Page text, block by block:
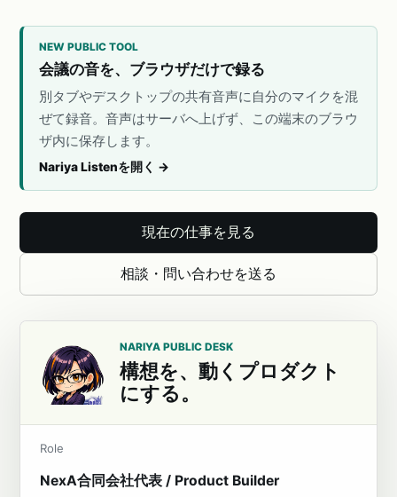
NEW PUBLIC TOOL
会議の音を、ブラウザだけで録る
別タブやデスクトップの共有音声に自分のマイクを混
ぜて録音。音声はサーバへ上げず、この端末のブラウ
ザ内に保存します。
Nariya Listenを開く →
現在の仕事を見る
相談・問い合わせを送る
NARIYA PUBLIC DESK
構想を、動くプロダクト
にする。
Role
NexA合同会社代表 / Product Builder